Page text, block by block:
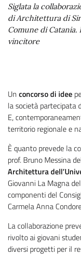
Siglata la
di Architettura di
Comune di
vincitore
Un concorso di idee
la società partecipata
E,
territorio regionale e
È quanto prevede la
prof. Bruno Messina
Architettura
Giovanni La Magna
componenti del
Carmela Anna
La collaborazione
rivolto ai giovani
diversi progetti per il